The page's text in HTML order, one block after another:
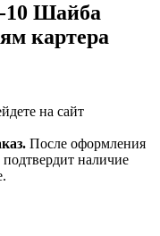
10 Шайба
картера
на сайт
После оформления
наличие